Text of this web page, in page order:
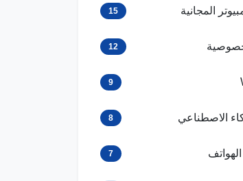
المجانية 15
12
9
الاصطناعي 8
7